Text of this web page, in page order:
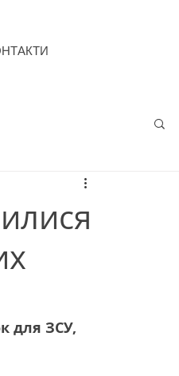
для ЗСУ,